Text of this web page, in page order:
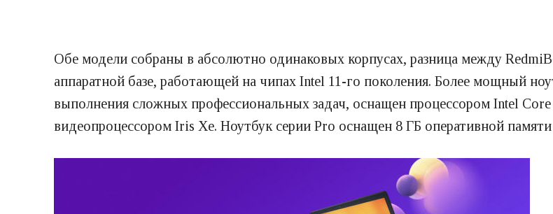
Обе модели собраны в абсолютно одинаковых корпусах, разница между
аппаратной базе, работающей на чипах Intel 11-го поколения. Более мощный
выполнения сложных профессиональных задач, оснащен процессором Intel Core
видеопроцессором Iris Xe. Ноутбук серии Pro оснащен 8 ГБ оперативной